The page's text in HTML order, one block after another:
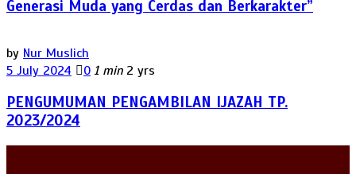
Generasi Muda yang Cerdas dan Berkarakter”
by Nur Muslich
5 July 2024
0 1 min 2 yrs
PENGUMUMAN PENGAMBILAN IJAZAH TP.
2023/2024